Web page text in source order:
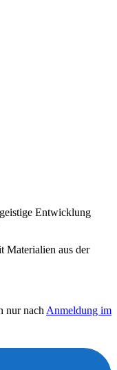
Entwicklung
Materialien aus der
nur nach Anmeldung im